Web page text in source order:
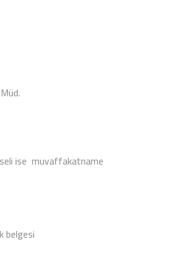
ise muvaffakatname
belgesi